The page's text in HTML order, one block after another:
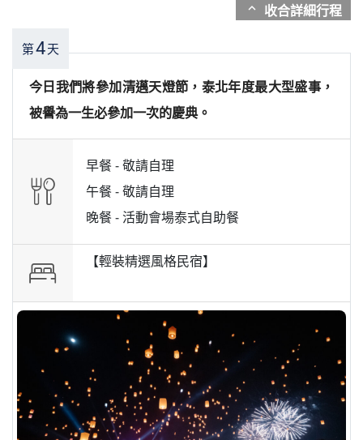
expand_more
第4天
今日我們將參加清邁天燈節，泰北年度最大型盛事，
被譽為一生必參加一次的慶典。
早餐 -敬請自理
午餐 -敬請自理
晚餐 - 活動會場泰式自助餐
【輕裝精選風格民宿】